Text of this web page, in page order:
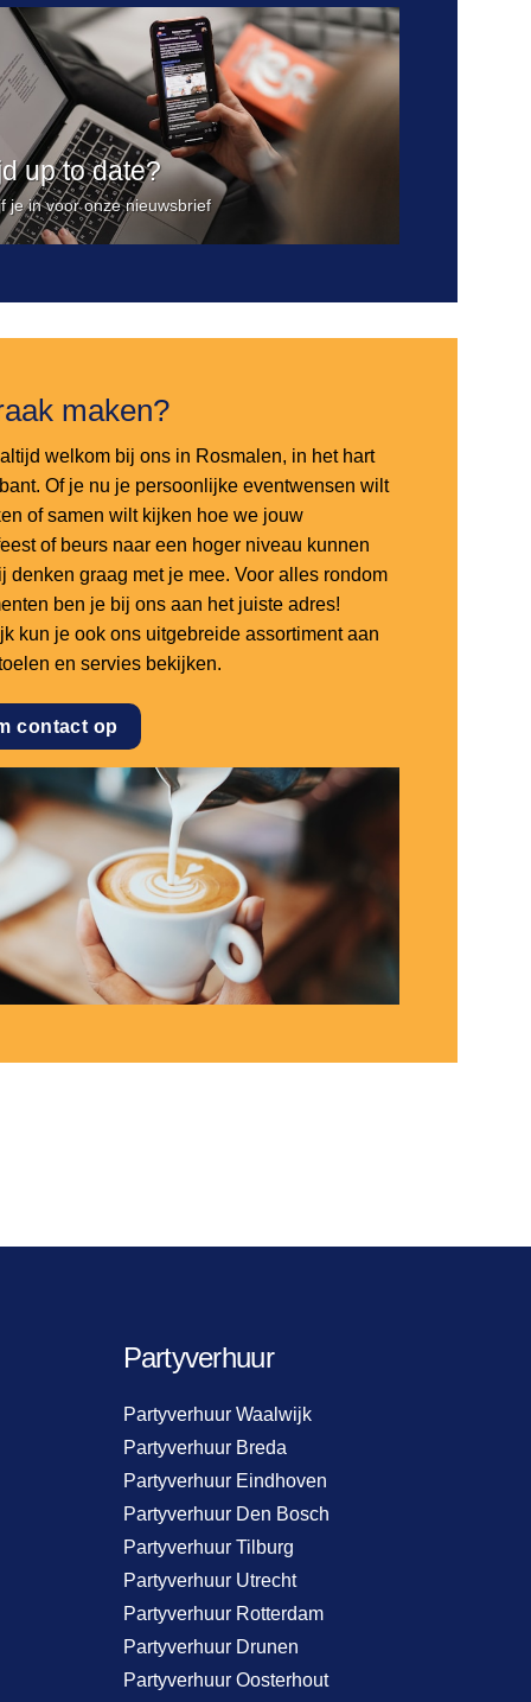
up to date?
je in voor onze nieuwsbrief
maken?
welkom bij ons in Rosmalen, in het hart
Of je nu je persoonlijke eventwensen wilt
of samen wilt kijken hoe we jouw
of beurs naar een hoger niveau kunnen
denken graag met je mee. Voor alles rondom
ben je bij ons aan het juiste adres!
kun je ook ons uitgebreide assortiment aan
en servies bekijken.
contact op
Partyverhuur
Partyverhuur Waalwijk
Partyverhuur Breda
Partyverhuur Eindhoven
Partyverhuur Den Bosch
Partyverhuur Tilburg
Partyverhuur Utrecht
Partyverhuur Rotterdam
Partyverhuur Drunen
Partyverhuur Oosterhout